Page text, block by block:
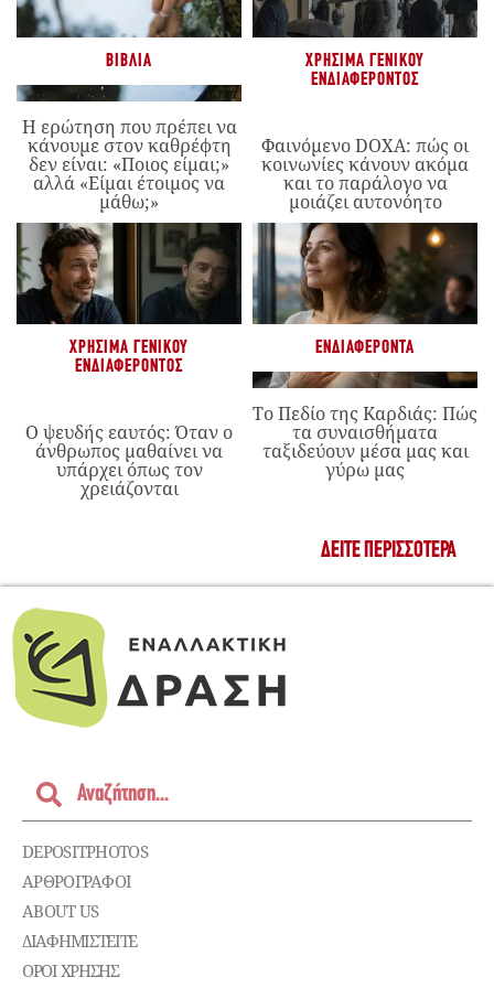
ΒΙΒΛΊΑ
Η ερώτηση που πρέπει να
κάνουμε στον καθρέφτη
δεν είναι: «Ποιος είμαι;»
αλλά «Είμαι έτοιμος να
μάθω;»
ΧΡΉΣΙΜΑ ΓΕΝΙΚΟΎ
ΕΝΔΙΑΦΈΡΟΝΤΟΣ
Φαινόμενο DOXA: πώς οι
κοινωνίες κάνουν ακόμα
και το παράλογο να
μοιάζει αυτονόητο
ΧΡΉΣΙΜΑ ΓΕΝΙΚΟΎ
ΕΝΔΙΑΦΈΡΟΝΤΟΣ
Ο ψευδής εαυτός: Όταν ο
άνθρωπος μαθαίνει να
υπάρχει όπως τον
χρειάζονται
ΕΝΔΙΑΦΈΡΟΝΤΑ
Το Πεδίο της Καρδιάς: Πώς
τα συναισθήματα
ταξιδεύουν μέσα μας και
γύρω μας
ΔΕΊΤΕ ΠΕΡΙΣΣΌΤΕΡΑ
DEPOSITPHOTOS
ΑΡΘΡΟΓΡΑΦΟΙ
ABOUT US
ΔΙΑΦΗΜΙΣΤΕΊΤΕ
ΌΡΟΙ ΧΡΉΣΗΣ